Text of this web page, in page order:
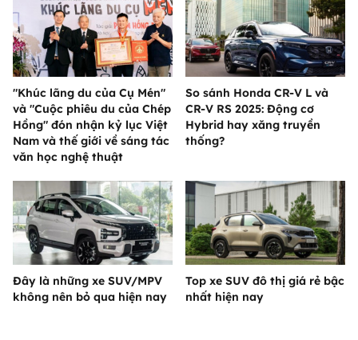
"Khúc lãng du của Cụ Mén"
và "Cuộc phiêu du của Chép
Hồng" đón nhận kỷ lục Việt
Nam và thế giới về sáng tác
văn học nghệ thuật
So sánh Honda CR-V L và
CR-V RS 2025: Động cơ
Hybrid hay xăng truyền
thống?
Đây là những xe SUV/MPV
không nên bỏ qua hiện nay
Top xe SUV đô thị giá rẻ bậc
nhất hiện nay